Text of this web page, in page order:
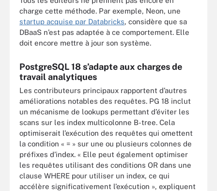
charge cette méthode. Par exemple, Neon, une
startup acquise par Databricks, considère que sa
DBaaS n’est pas adaptée à ce comportement. Elle
doit encore mettre à jour son système.
PostgreSQL 18 s’adapte aux charges de
travail analytiques
Les contributeurs principaux rapportent d’autres
améliorations notables des requêtes. PG 18 inclut
un mécanisme de lookups permettant d’éviter les
scans sur les index multicolonne B-tree. Cela
optimiserait l’exécution des requêtes qui omettent
la condition « = » sur une ou plusieurs colonnes de
préfixes d’index. « Elle peut également optimiser
les requêtes utilisant des conditions OR dans une
clause WHERE pour utiliser un index, ce qui
accélère significativement l’exécution », expliquent